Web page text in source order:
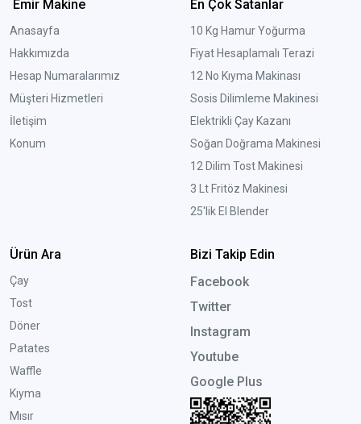
Emir Makine
Anasayfa
Hakkımızda
Hesap Numaralarımız
Müşteri Hizmetleri
İletişim
Konum
En Çok Satanlar
10 Kg Hamur Yoğurma
Fiyat Hesaplamalı Terazi
12 No Kıyma Makinası
Sosis Dilimleme Makinesi
Elektrikli Çay Kazanı
Soğan Doğrama Makinesi
12 Dilim Tost Makinesi
3 Lt Fritöz Makinesi
25'lik El Blender
Ürün Ara
Çay
Tost
Döner
Patates
Waffle
Kıyma
Mısır
Bizi Takip Edin
Facebook
Twitter
Instagram
Youtube
Google Plus